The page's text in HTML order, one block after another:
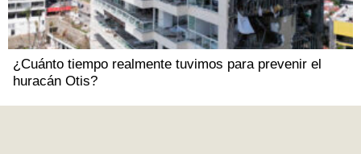
¿Cuánto tiempo realmente tuvimos para prevenir el
huracán Otis?